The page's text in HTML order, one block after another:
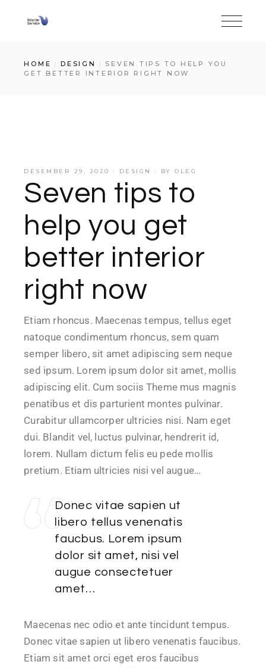
HOME DESIGN
SEVEN TIPS TO HELP YOU
GET BETTER INTERIOR RIGHT NOW
DESEMBER 29, 2020 DESIGN BYOLEG
Seven tips to
help you get
better interior
right now
Etiam rhoncus. Maecenas tempus, tellus eget
natoque condimentum rhoncus, sem quam
semper libero, sit amet adipiscing sem neque
sed ipsum. Lorem ipsum dolor sit amet, mollis
adipiscing elit. Cum sociis Theme mus magnis
penatibus et dis parturient montes pulvinar.
Curabitur ullamcorper ultricies nisi. Nam eget
dui. Blandit vel, luctus pulvinar, hendrerit id,
lorem. Nullam dictum felis eu pede mollis
pretium. Etiam ultricies nisi vel augue…
Donec vitae sapien ut
libero tellus venenatis
faucbus. Lorem ipsum
dolor sit amet, nisi vel
augue consectetuer
amet…
Maecenas nec odio et ante tincidunt tempus.
Donec vitae sapien ut libero venenatis faucibus.
Etiam sit amet orci eget eros faucibus